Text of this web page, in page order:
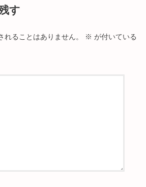
す
れることはありません。 ※ が付いている